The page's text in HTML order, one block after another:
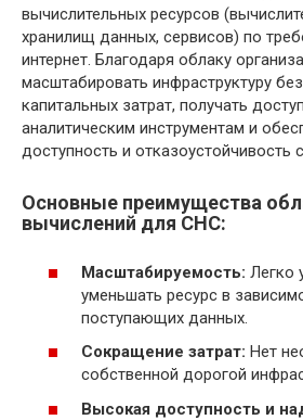
вычислительных ресурсов
хранилищ данных, сервисов) по
интернет. Благодаря облаку
масштабировать инфраструктуру
капитальных затрат, получать
аналитическим инструментам и
доступность и отказоустойчивость
Основные преимущества
вычислений для СНС:
Масштабируемость: Легко
уменьшать ресурс в
поступающих данных.
Сокращение затрат: Нет
собственной дорогой
Высокая доступность и